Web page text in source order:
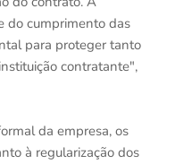
do cumprimento das
para proteger tanto
contratante",
da empresa, os
à regularização dos